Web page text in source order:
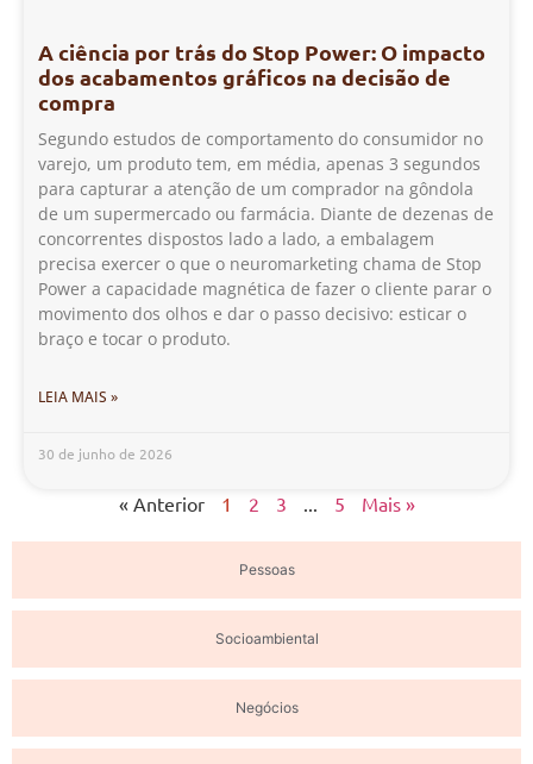
Pessoas
Socioambiental
Negócios
A ciência por trás do Stop Power: O impacto
dos acabamentos gráficos na decisão de
compra
Segundo estudos de comportamento do consumidor no
varejo, um produto tem, em média, apenas 3 segundos
para capturar a atenção de um comprador na gôndola
de um supermercado ou farmácia. Diante de dezenas de
concorrentes dispostos lado a lado, a embalagem
precisa exercer o que o neuromarketing chama de Stop
Power a capacidade magnética de fazer o cliente parar o
movimento dos olhos e dar o passo decisivo: esticar o
braço e tocar o produto.
LEIA MAIS »
30 de junho de 2026
« Anterior 1 2 3 ... 5 Mais »